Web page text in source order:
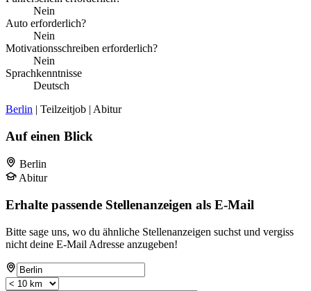
Nein
Auto erforderlich?
Nein
Motivationsschreiben erforderlich?
Nein
Sprachkenntnisse
Deutsch
Berlin | Teilzeitjob | Abitur
Auf einen Blick
Berlin
Abitur
Erhalte passende Stellenanzeigen als E-Mail
Bitte sage uns, wo du ähnliche Stellenanzeigen suchst und vergiss
nicht deine E-Mail Adresse anzugeben!